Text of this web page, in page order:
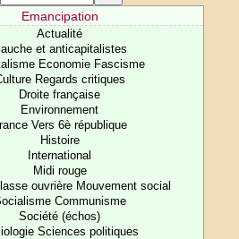
Emancipation
Actualité
et anticapitalistes
Economie Fascisme
Regards critiques
Droite française
Environnement
Vers 6è république
Histoire
International
Midi rouge
ouvrière Mouvement social
Communisme
Société (échos)
Sciences politiques